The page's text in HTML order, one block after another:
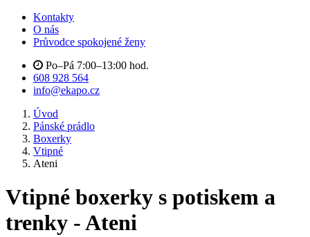
Kontakty
O nás
Průvodce spokojené ženy
Po–Pá 7:00–13:00 hod.
608 928 564
info@ekapo.cz
Úvod
Pánské prádlo
Boxerky
Vtipné
Ateni
Vtipné boxerky s potiskem a
trenky - Ateni